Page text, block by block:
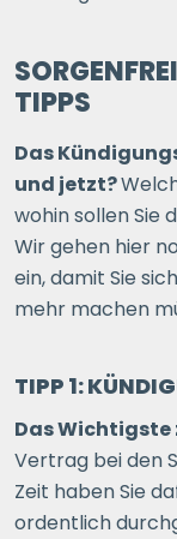
TIPPS
Das
und jetzt?
wohin sollen Sie
Wir gehen hier
ein, damit Sie
mehr machen
TIPP 1:
Das Wichtigste
Vertrag bei den
Zeit haben Sie
ordentlich